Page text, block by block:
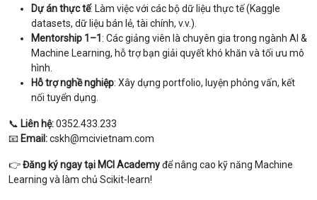
Dự án thực tế: Làm việc với các bộ dữ liệu thực tế (Kaggle
datasets, dữ liệu bán lẻ, tài chính, v.v.).
Mentorship 1–1 : Các giảng viên là chuyên gia trong ngành AI &
Machine Learning, hỗ trợ bạn giải quyết khó khăn và tối ưu mô
hình.
Hỗ trợ nghề nghiệp: Xây dựng portfolio, luyện phỏng vấn, kết
nối tuyển dụng.
📞 Liên hệ:0352.433.233
📧 Email:cskh@mcivietnam.com
👉Đăng ký ngay tại MCI Academyđể nâng cao kỹ năng Machine
Learning và làm chủ Scikit-learn!